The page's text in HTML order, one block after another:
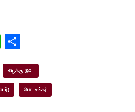
W
at
s
ar
e
கிழக்கு டுடே
பொ. சங்கர்